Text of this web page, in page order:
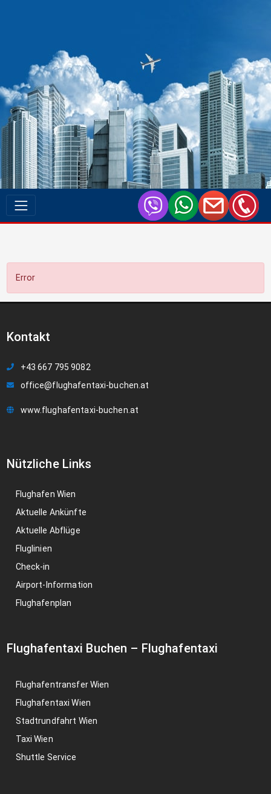
Error
Kontakt
+43 667 795 9082
office@flughafentaxi-buchen.at
www.flughafentaxi-buchen.at
Nützliche Links
Flughafen Wien
Aktuelle Ankünfte
Aktuelle Abflüge
Fluglinien
Check-in
Airport-Information
Flughafenplan
Flughafentaxi Buchen – Flughafentaxi
Flughafentransfer Wien
Flughafentaxi Wien
Stadtrundfahrt Wien
Taxi Wien
Shuttle Service